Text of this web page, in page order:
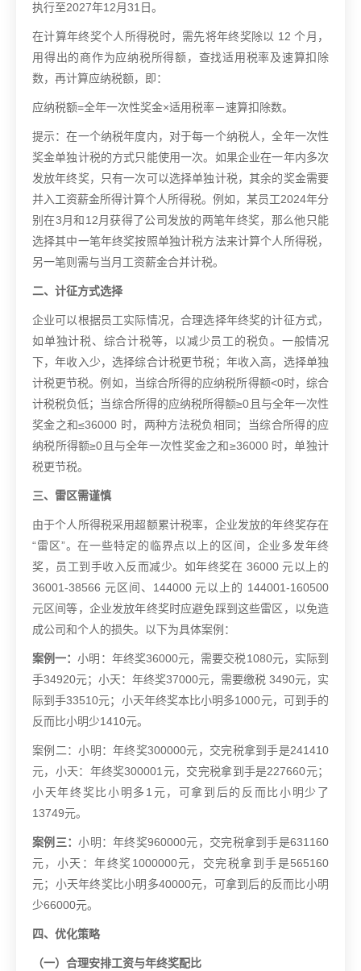
执行至2027年12月31日。
在计算年终奖个人所得税时，需先将年终奖除以 12 个月，
用得出的商作为应纳税所得额，查找适用税率及速算扣除
数，再计算应纳税额，即：
应纳税额=全年一次性奖金×适用税率－速算扣除数。
提示：在一个纳税年度内，对于每一个纳税人，全年一次性
奖金单独计税的方式只能使用一次。如果企业在一年内多次
发放年终奖，只有一次可以选择单独计税，其余的奖金需要
并入工资薪金所得计算个人所得税。例如，某员工2024年分
别在3月和12月获得了公司发放的两笔年终奖，那么他只能
选择其中一笔年终奖按照单独计税方法来计算个人所得税，
另一笔则需与当月工资薪金合并计税。
二、计征方式选择
企业可以根据员工实际情况，合理选择年终奖的计征方式，
如单独计税、综合计税等，以减少员工的税负。一般情况
下，年收入少，选择综合计税更节税；年收入高，选择单独
计税更节税。例如，当综合所得的应纳税所得额<0时，综合
计税税负低；当综合所得的应纳税所得额≥0且与全年一次性
奖金之和≤36000 时，两种方法税负相同；当综合所得的应
纳税所得额≥0且与全年一次性奖金之和≥36000 时，单独计
税更节税。
三、雷区需谨慎
由于个人所得税采用超额累计税率，企业发放的年终奖存在
“雷区”。在一些特定的临界点以上的区间，企业多发年终
奖，员工到手收入反而减少。如年终奖在 36000 元以上的
36001-38566 元区间、144000 元以上的 144001-160500
元区间等，企业发放年终奖时应避免踩到这些雷区，以免造
成公司和个人的损失。以下为具体案例：
案例一：小明：年终奖36000元，需要交税1080元，实际到
手34920元；小天：年终奖37000元，需要缴税 3490元，实
际到手33510元；小天年终奖本比小明多1000元，可到手的
反而比小明少1410元。
案例二：小明：年终奖300000元，交完税拿到手是241410
元，小天：年终奖300001元，交完税拿到手是227660元；
小天年终奖比小明多1元，可拿到后的反而比小明少了
13749元。
案例三：小明：年终奖960000元，交完税拿到手是631160
元，小天：年终奖1000000元，交完税拿到手是565160
元；小天年终奖比小明多40000元，可拿到后的反而比小明
少66000元。
四、优化策略
（一）合理安排工资与年终奖配比